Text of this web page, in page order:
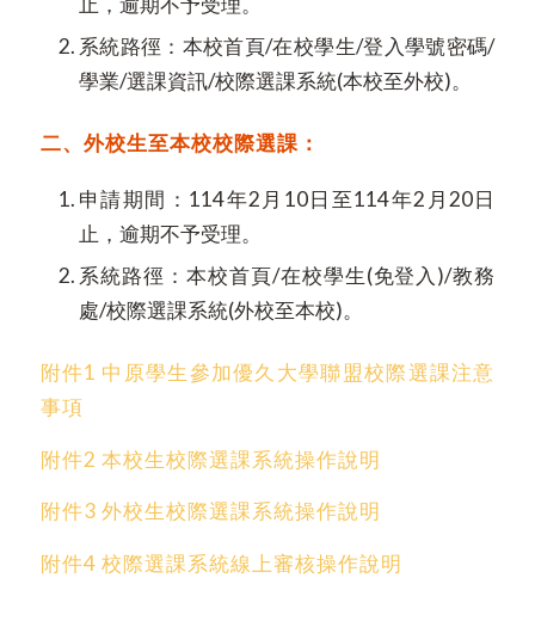
系統路徑：本校首頁/在校學生/登入學號密碼/
學業/選課資訊/校際選課系統(本校至外校)。
二、外校生至本校校際選課：
申請期間：114年2月10日至114年2月20日
止，逾期不予受理。
系統路徑：本校首頁/在校學生(免登入)/教務
處/校際選課系統(外校至本校)。
附件1 中原學生參加優久大學聯盟校際選課注意
事項
附件2 本校生校際選課系統操作說明
附件3 外校生校際選課系統操作說明
附件4 校際選課系統線上審核操作說明